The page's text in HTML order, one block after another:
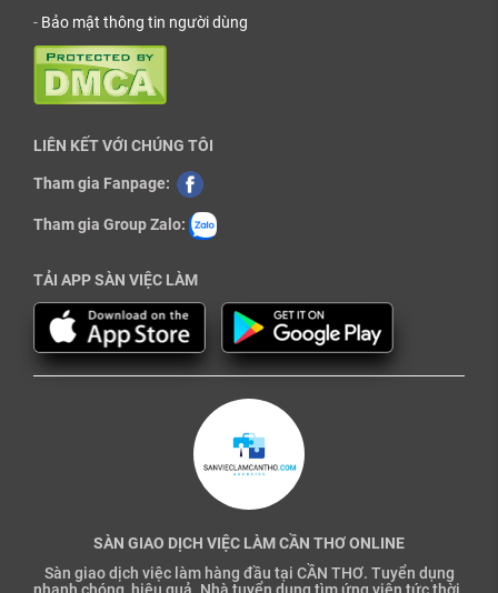
- Bảo mật thông tin người dùng
LIÊN KẾT VỚI CHÚNG TÔI
Tham gia Fanpage:
Tham gia Group Zalo:
TẢI APP SÀN VIỆC LÀM
SÀN GIAO DỊCH VIỆC LÀM CẦN THƠ ONLINE
Sàn giao dịch việc làm hàng đầu tại CẦN THƠ. Tuyển dụng